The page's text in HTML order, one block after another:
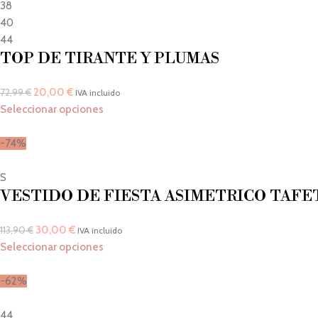
38
40
44
TOP DE TIRANTE Y PLUMAS
72,99€ 20,00 € IVA incluido
Seleccionar opciones
-74%
S
VESTIDO DE FIESTA ASIMETRICO
113,90€ 30,00 € IVA incluido
Seleccionar opciones
-62%
44